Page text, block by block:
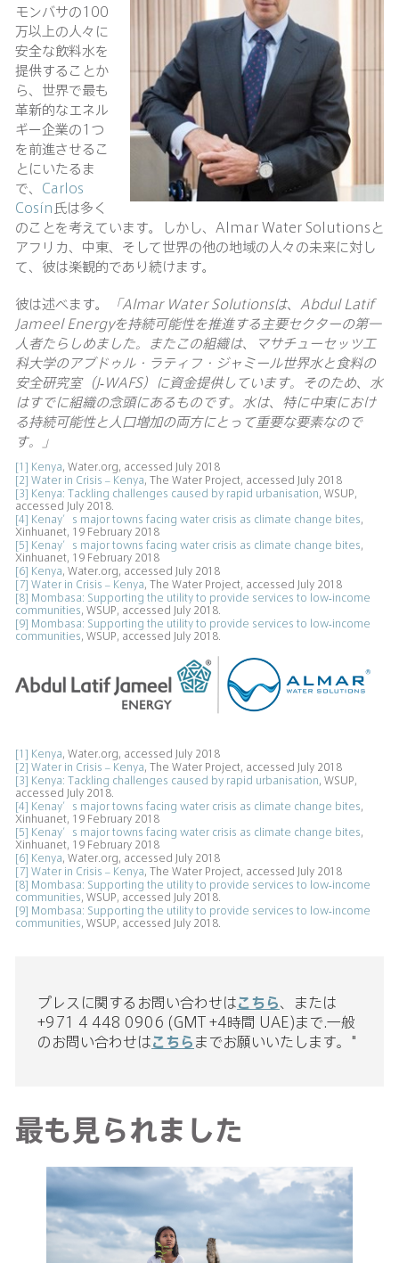
モンバサの100
万以上の人々に
安全な飲料水を
提供することか
ら、世界で最も
革新的なエネル
ギー企業の1つ
を前進させるこ
とにいたるま
で、 Carlos
Cosín 氏は多く
のことを考えています。しかし、Almar Water Solutionsと
アフリカ、中東、そして世界の他の地域の人々の未来に対し
て、彼は楽観的であり続けます。
彼は述べます。
「Almar Water Solutionsは、 Abdul Latif
Jameel Energyを持続可能性を推進する主要セクターの第一
人者たらしめました。またこの組織は、マサチューセッツ工
科大学のアブドゥル・ラティフ・ジャミール世界水と食料の
安全研究室（J-WAFS）に資金提供しています。そのため、水
はすでに組織の念頭にあるものです。水は、特に中東におけ
る持続可能性と人口増加の両方にとって重要な要素なので
す。」
[1] Kenya, Water.org, accessed July 2018
[2] Water in Crisis – Kenya, The Water Project, accessed July 2018
[3] Kenya: Tackling challenges caused by rapid urbanisation, WSUP,
accessed July 2018.
[4] Kenay’s major towns facing water crisis as climate change bites,
Xinhuanet, 19 February 2018
[5] Kenay’s major towns facing water crisis as climate change bites,
Xinhuanet, 19 February 2018
[6] Kenya, Water.org, accessed July 2018
[7] Water in Crisis – Kenya, The Water Project, accessed July 2018
[8] Mombasa: Supporting the utility to provide services to low-income
communities, WSUP, accessed July 2018.
[9] Mombasa: Supporting the utility to provide services to low-income
communities, WSUP, accessed July 2018.
[1] Kenya, Water.org, accessed July 2018
[2] Water in Crisis – Kenya, The Water Project, accessed July 2018
[3] Kenya: Tackling challenges caused by rapid urbanisation, WSUP,
accessed July 2018.
[4] Kenay’s major towns facing water crisis as climate change bites,
Xinhuanet, 19 February 2018
[5] Kenay’s major towns facing water crisis as climate change bites,
Xinhuanet, 19 February 2018
[6] Kenya, Water.org, accessed July 2018
[7] Water in Crisis – Kenya, The Water Project, accessed July 2018
[8] Mombasa: Supporting the utility to provide services to low-income
communities, WSUP, accessed July 2018.
[9] Mombasa: Supporting the utility to provide services to low-income
communities, WSUP, accessed July 2018.
プレスに関するお問い合わせはこちら、または
+971 4 448 0906 (GMT +4時間 UAE)まで.一般
のお問い合わせはこちらまでお願いいたします。"
最も見られました